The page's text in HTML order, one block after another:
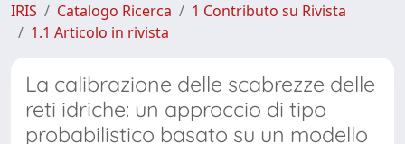
IRIS Catalogo Ricerca
1 Contributo su Rivista
1.1 Articolo in rivista
La calibrazione delle scabrezze delle
reti idriche: un approccio di tipo
probabilistico basato su un modello